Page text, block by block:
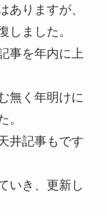
ありますが、
しました。
事を年内に上
無く年明けに
。
井記事もです
いき、更新し